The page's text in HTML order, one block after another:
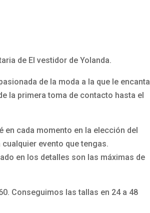
de El vestidor de Yolanda.
de la moda a la que le encanta
la primera toma de contacto hasta el
en cada momento en la elección del
evento que tengas.
en los detalles son las máximas de
Conseguimos las tallas en 24 a 48